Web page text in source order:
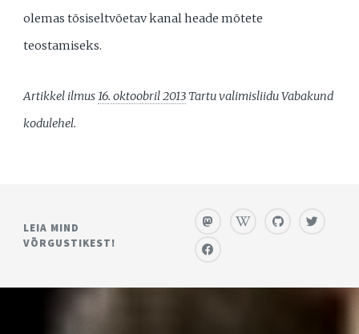
olemas tõsiseltvõetav kanal heade mõtete
teostamiseks.
Artikkel ilmus16. oktoobril 2013 Tartu valimisliidu Vabakund
kodulehel.
LEIA MIND
VÕRGUSTIKEST!